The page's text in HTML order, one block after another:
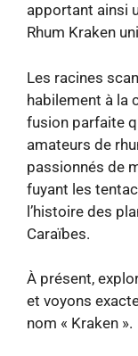
apportant ainsi
Rhum Kraken
Les racines
habilement à la
fusion parfaite
amateurs de
passionnés de
fuyant les
l’histoire des
Caraïbes.
À présent,
et voyons
nom « Kraken ».